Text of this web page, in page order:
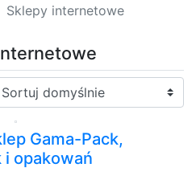
Sklepy internetowe
Gama-Pack,
i opakowań